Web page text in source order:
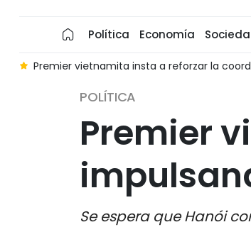
Política Economía
cibernéticas Vietnam y Malasia apuestan
POLÍTICA
Premier
Se espera que Hanói